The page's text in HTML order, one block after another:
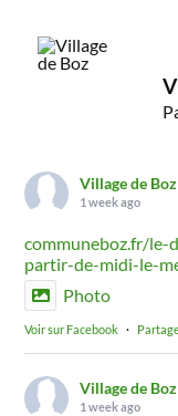
Village de Boz
1 week ago
communeboz.fr/le-
partir-de-midi-le-
Photo
Voir sur Facebook ·
Village de Boz
1 week ago